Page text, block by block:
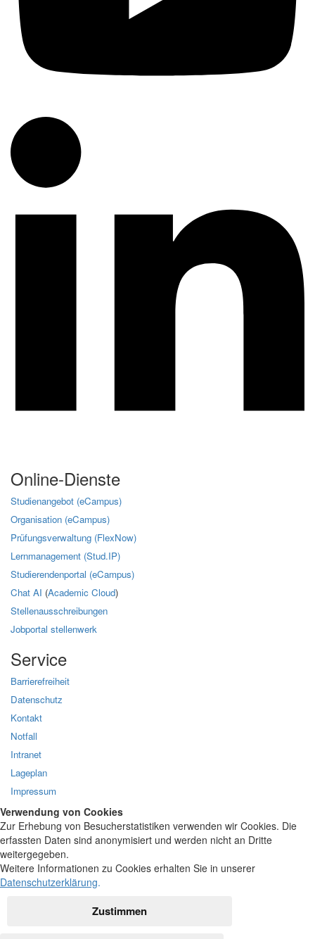
Online-Dienste
Studienangebot (eCampus)
Organisation (eCampus)
Prüfungsverwaltung (FlexNow)
Lernmanagement (Stud.IP)
Studierendenportal (eCampus)
Chat AI (Academic Cloud)
Stellenausschreibungen
Jobportal stellenwerk
Service
Barrierefreiheit
Datenschutz
Kontakt
Notfall
Intranet
Lageplan
Impressum
Verwendung von Cookies
Zur Erhebung von Besucherstatistiken verwenden wir Cookies. Die
erfassten Daten sind anonymisiert und werden nicht an Dritte
weitergegeben.
Weitere Informationen zu Cookies erhalten Sie in unserer
Datenschutzerklärung.
Zustimmen